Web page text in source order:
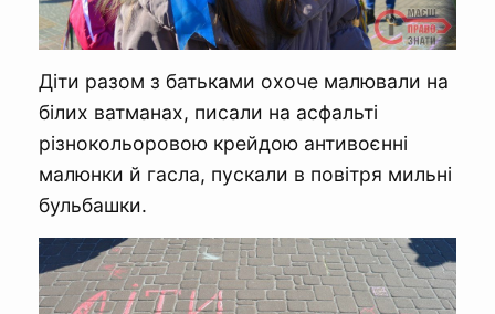
Діти разом з батьками охоче малювали на
білих ватманах, писали на асфальті
різнокольоровою крейдою антивоєнні
малюнки й гасла, пускали в повітря мильні
бульбашки.